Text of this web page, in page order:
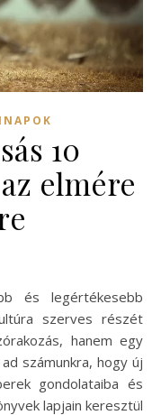
10
elmére
szerves részét
hanem egy
számunkra, hogy új
gondolataiba és
lapjain keresztül